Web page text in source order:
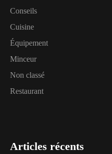
Conseils
Cuisine
Équipement
Minceur
Non classé
Restaurant
Articles récents